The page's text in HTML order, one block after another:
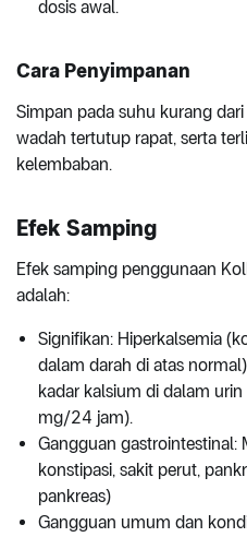
dosis awal.
Cara Penyimpanan
Simpan pada suhu kurang
wadah tertutup rapat, serta
kelembaban.
Efek Samping
Efek samping penggunaan
adalah:
Signifikan: Hiperkalsemia
dalam darah di atas
kadar kalsium di dalam
mg/24 jam).
Gangguan gastrointestinal:
konstipasi, sakit perut,
pankreas)
Gangguan umum dan